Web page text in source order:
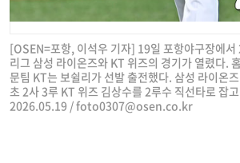
[OSEN=포항, 이석우 기자] 19일 포항야구장에
리그 삼성 라이온즈와 KT 위즈의 경기가 열렸다.
문팀 KT는 보쉴리가 선발 출전했다. 삼성 라이온
초 2사 3루 KT 위즈 김상수를 2루수 직선타로 잡
2026.05.19 /foto0307@osen.co.kr